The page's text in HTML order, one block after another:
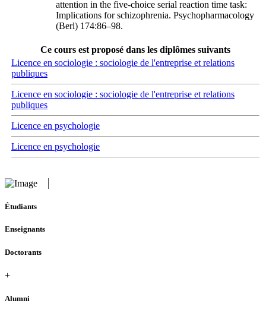
attention in the five-choice serial reaction time task:
Implications for schizophrenia. Psychopharmacology
(Berl) 174:86–98.
Ce cours est proposé dans les diplômes suivants
Licence en sociologie : sociologie de l'entreprise et relations
publiques
Licence en sociologie : sociologie de l'entreprise et relations
publiques
Licence en psychologie
Licence en psychologie
Étudiants
Enseignants
Doctorants
+
Alumni